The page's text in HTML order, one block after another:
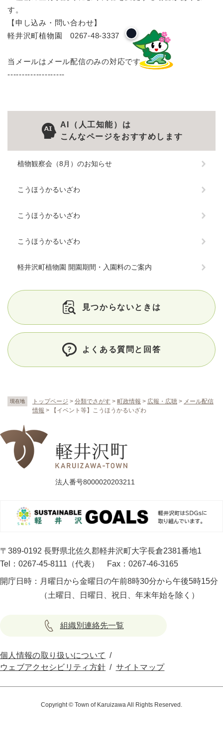
現在地 トップページ > 分類でさがす > 町政情報 > 広報・広聴 > メール配信
情報 > 【イベント等】こうほうかるいざわ
す。
【申し込み・問い合わせ】
軽井沢町植物園 0267-48-3337
当メールはメール配信のみの対応です。
--------------------
AI（人工知能）は
こんなページをおすすめします
植物観察会（8月）のお知らせ
こうほうかるいざわ
こうほうかるいざわ
こうほうかるいざわ
軽井沢町植物園 開園期間・入園料のご案内
見つからないときは
よくある質問と回答
法人番号8000020203211
〒389-0192 長野県北佐久郡軽井沢町大字長倉2381番地1
Tel：0267-45-8111（代表）
Fax：0267-46-3165
開庁日時： 月曜日から金曜日の午前8時30分から午後5時15分
（土曜日、日曜日、祝日、年末年始を除く）
組織別連絡先一覧
個人情報の取り扱いについて
ウェブアクセシビリティ方針
サイトマップ
Copyright © Town of Karuizawa All Rights Reserved.